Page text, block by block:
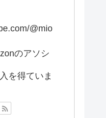
@mio
のアソシ
を得ていま